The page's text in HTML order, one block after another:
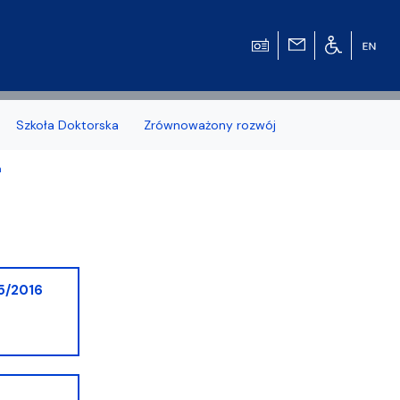
WMFiI
Szkoła Doktorska Zrównoważony rozwój
2016